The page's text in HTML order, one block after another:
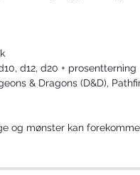
d12, d20 + prosentterning
& Dragons (D&D),
og mønster kan